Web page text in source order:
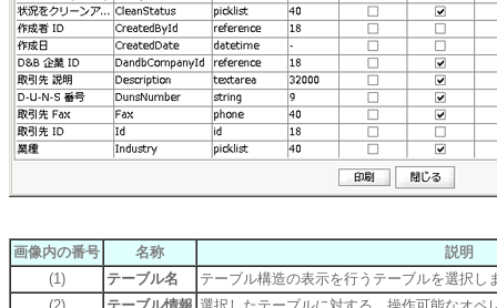
画像内の番号 名称
説明
(1)
テーブル名
テーブル構造の表示を行うテーブルを選択し